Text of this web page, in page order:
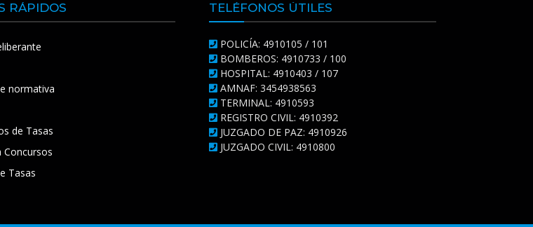
RÁPIDOS
normativa
de Tasas
Concursos
Tasas
TELÉFONOS ÚTILES
POLICÍA: 4910105 / 101
BOMBEROS: 4910733 / 100
HOSPITAL: 4910403 / 107
AMNAF: 3454938563
TERMINAL: 4910593
REGISTRO CIVIL: 4910392
JUZGADO DE PAZ: 4910926
JUZGADO CIVIL: 4910800